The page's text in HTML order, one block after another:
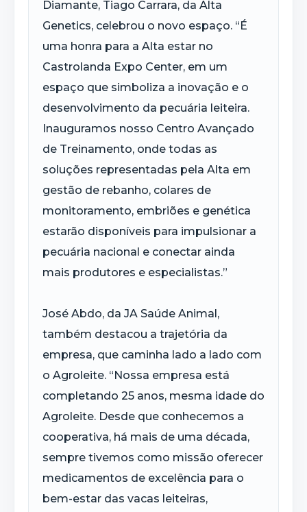
Diamante, Tiago Carrara, da Alta
Genetics, celebrou o novo espaço. “É
uma honra para a Alta estar no
Castrolanda Expo Center, em um
espaço que simboliza a inovação e o
desenvolvimento da pecuária leiteira.
Inauguramos nosso Centro Avançado
de Treinamento, onde todas as
soluções representadas pela Alta em
gestão de rebanho, colares de
monitoramento, embriões e genética
estarão disponíveis para impulsionar a
pecuária nacional e conectar ainda
mais produtores e especialistas.”
José Abdo, da JA Saúde Animal,
também destacou a trajetória da
empresa, que caminha lado a lado com
o Agroleite. “Nossa empresa está
completando 25 anos, mesma idade do
Agroleite. Desde que conhecemos a
cooperativa, há mais de uma década,
sempre tivemos como missão oferecer
medicamentos de excelência para o
bem-estar das vacas leiteiras,